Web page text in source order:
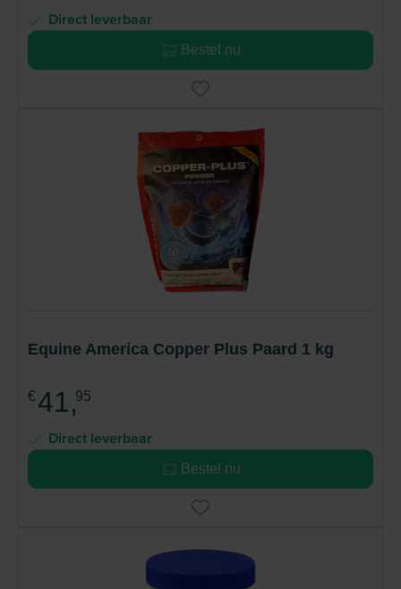
Direct leverbaar
Bestel nu
Equine America Copper Plus Paard 1 kg
€ 41,95
Direct leverbaar
Bestel nu